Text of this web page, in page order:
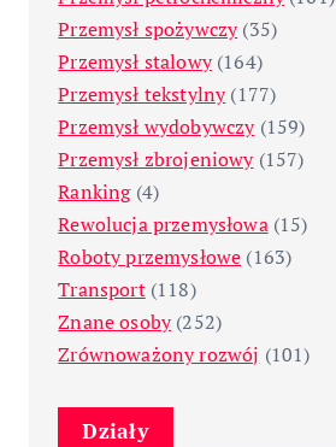
Przemysł spożywczy(35)
Przemysł stalowy(164)
Przemysł tekstylny(177)
Przemysł wydobywczy(159)
Przemysł zbrojeniowy(157)
Ranking(4)
Rewolucja przemysłowa(15)
Roboty przemysłowe (163)
Transport(118)
Znane osoby(252)
Zrównoważony rozwój (101)
Działy